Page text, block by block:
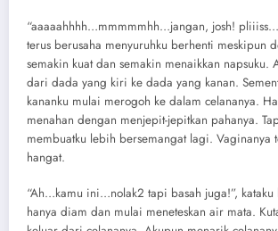
“aaaaahhhh…mmmmmhh…jangan, josh!
terus berusaha menyuruhku berhenti meskipun
semakin kuat dan semakin menaikkan napsuku.
dari dada yang kiri ke dada yang kanan.
kananku mulai merogoh ke dalam celananya.
menahan dengan menjepit-jepitkan pahanya.
membuatku lebih bersemangat lagi. Vaginanya
hangat.
“Ah…kamu ini…nolak2 tapi basah juga!”, kataku
hanya diam dan mulai meneteskan air mata.